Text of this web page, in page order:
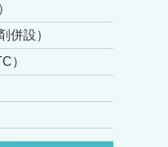
併設）
）